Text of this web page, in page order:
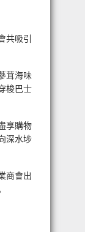
共吸引
茸海味
梭巴士
享購物
深水埗
商會出